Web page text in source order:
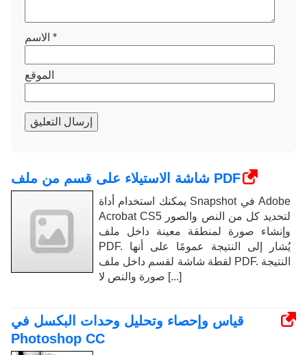
*
الموقع
إرسال التعليق
شاشة الاستيلاء على قسم من ملف PDF
يمكنك استخدام أداة Snapshot في Adobe
Acrobat CS5 لتحديد كل من النص والصور
وإنشاء صورة لمنطقة معينة داخل ملف
PDF. يُشار إلى النتيجة عمومًا على أنها
لقطة شاشة لقسم داخل ملف PDF. النتيجة
صورة والنص لا [...]
قياس وإحصاء وتحليل وحدات البكسل في
Photoshop CC